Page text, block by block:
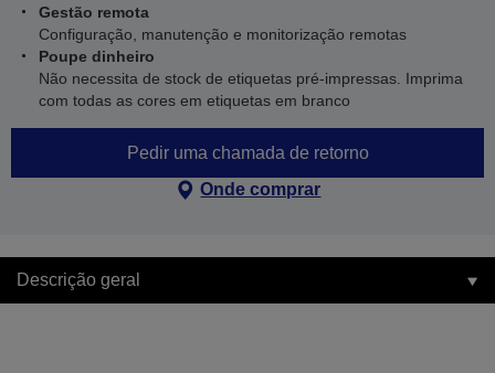
Gestão remota
Configuração, manutenção e monitorização remotas
Poupe dinheiro
Não necessita de stock de etiquetas pré-impressas. Imprima
com todas as cores em etiquetas em branco
Pedir uma chamada de retorno
Onde comprar
Descrição geral